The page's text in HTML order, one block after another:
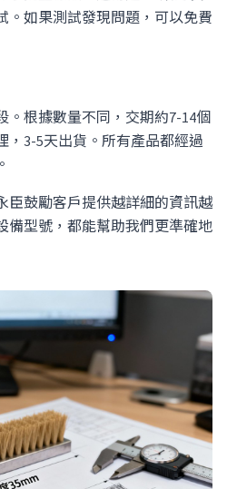
。如果測試發現問題，可以免費
。根據數量不同，交期約7-14個
，3-5天出貨。所有產品都經過
臣鼓勵客戶提供越詳細的資訊越
備型號，都能幫助我們更準確地